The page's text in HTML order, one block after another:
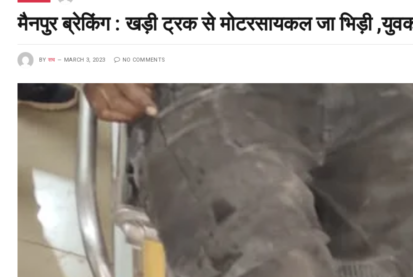
मैनपुर ब्रेकिंग : खड़ी ट्रक से मोटरसायकल जा भिड़ी ,युवक
BY सच MARCH 3, 2023 NO COMMENTS